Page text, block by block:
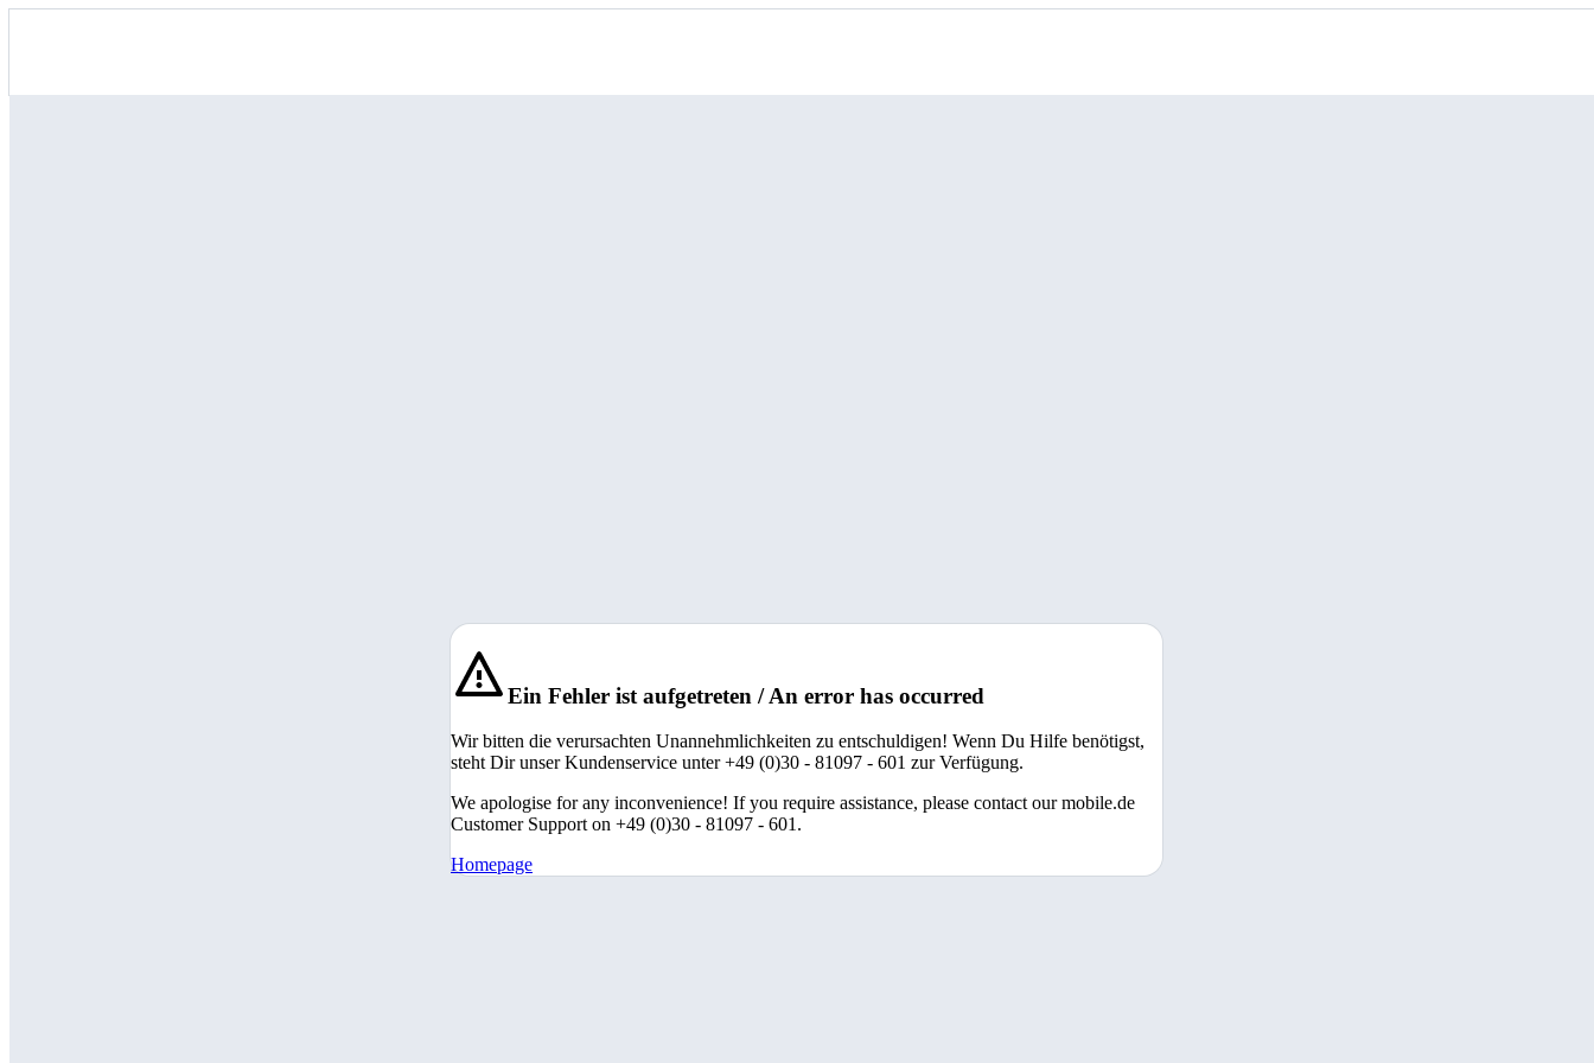
Ein Fehler ist aufgetreten / An error has occurred
Wir bitten die verursachten Unannehmlichkeiten zu entschuldigen! Wenn Du Hilfe benötigst,
steht Dir unser Kundenservice unter +49 (0)30 - 81097 - 601 zur Verfügung.
We apologise for any inconvenience! If you require assistance, please contact our mobile.de
Customer Support on +49 (0)30 - 81097 - 601.
Homepage